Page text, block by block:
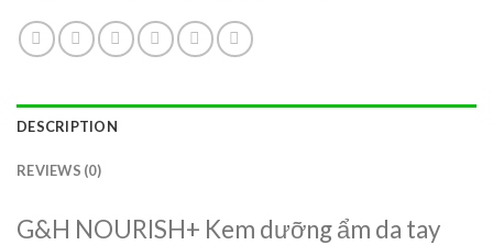
DESCRIPTION
REVIEWS (0)
G&H NOURISH+ Kem dưỡng ẩm da tay